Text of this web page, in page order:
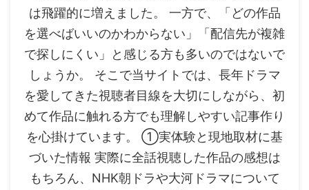
は飛躍的に増えました。 一方で、「どの作品
を選べばいいのかわからない」「配信先が複雑
で探しにくい」と感じる方も多いのではないで
しょうか。 そこで当サイトでは、長年ドラマ
を愛してきた視聴者目線を大切にしながら、初
めて作品に触れる方でも理解しやすい記事作り
を心掛けています。 ①実体験と現地取材に基
づいた情報 実際に全話視聴した作品の感想は
もちろん、NHK朝ドラや大河ドラマについて